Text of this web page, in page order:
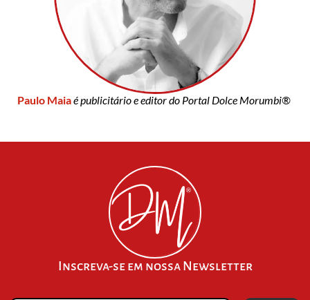
Paulo Maiaé publicitário e editor do Portal Dolce Morumbi®
Inscreva-se em nossa Newsletter